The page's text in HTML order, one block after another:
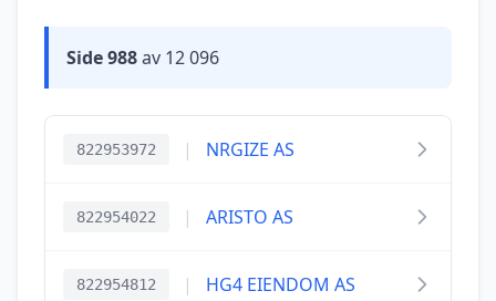
Side 988av 12 096
822953972 | NRGIZE AS
822954022 | ARISTO AS
822954812 | HG4 EIENDOM AS